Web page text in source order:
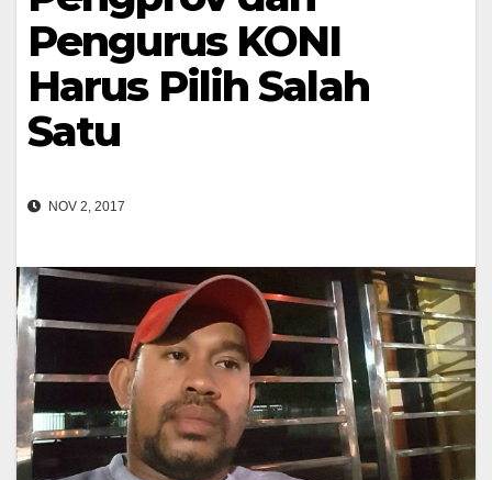
Pengurus KONI
Harus Pilih Salah
Satu
NOV 2, 2017